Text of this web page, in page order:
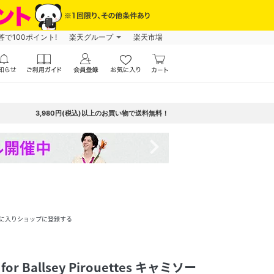
で100ポイント! 楽天グループ 楽天市場
3,980円(税込)以上のお買い物で送料無料！
入りショップに登録する
Ballsey Pirouettes キャミソー